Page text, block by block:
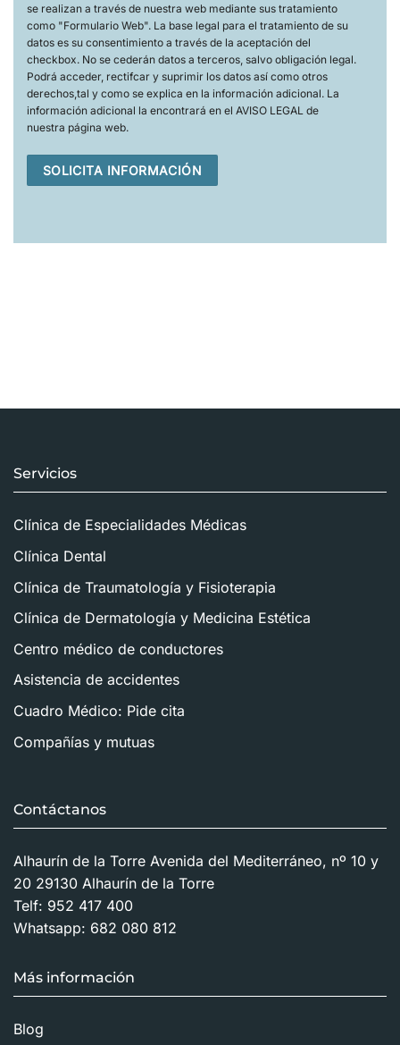
se realizan a través de nuestra web mediante sus tratamiento
como "Formulario Web". La base legal para el tratamiento de su
datos es su consentimiento a través de la aceptación del
checkbox. No se cederán datos a terceros, salvo obligación legal.
Podrá acceder, rectifcar y suprimir los datos así como otros
derechos,tal y como se explica en la información adicional. La
información adicional la encontrará en el AVISO LEGAL de
nuestra página web.
Servicios
Clínica de Especialidades Médicas
Clínica Dental
Clínica de Traumatología y Fisioterapia
Clínica de Dermatología y Medicina Estética
Centro médico de conductores
Asistencia de accidentes
Cuadro Médico: Pide cita
Compañías y mutuas
Contáctanos
Alhaurín de la Torre Avenida del Mediterráneo, nº 10 y
20 29130 Alhaurín de la Torre
Telf: 952 417 400
Whatsapp: 682 080 812
Más información
Blog